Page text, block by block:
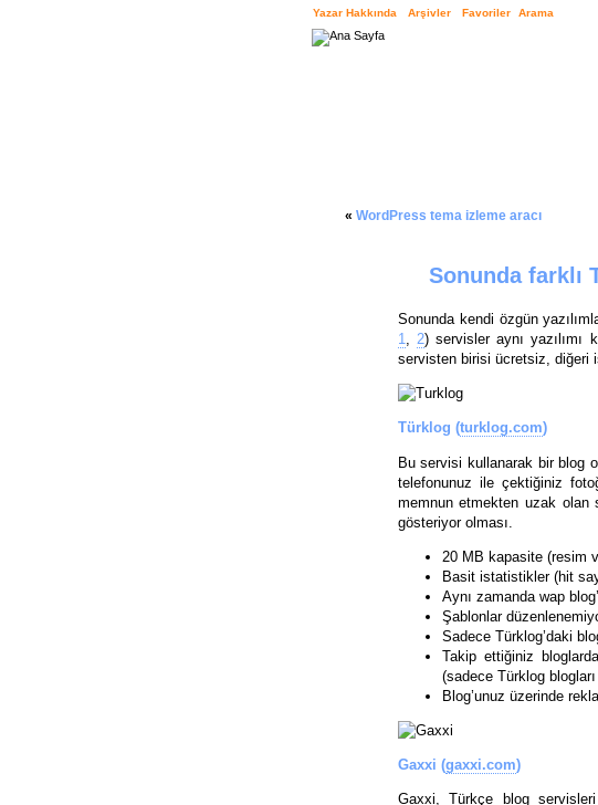
Yazar Hakkında Arşivler Favoriler Arama
« WordPress tema izleme aracı
Sonunda farklı
Sonunda kendi özgün
1, 2) servisler aynı yazılımı
servisten birisi ücretsiz, diğeri
Türklog (turklog.com)
Bu servisi kullanarak bir blog
telefonunuz ile çektiğiniz
memnun etmekten uzak olan
gösteriyor olması.
20 MB kapasite (resim
Basit istatistikler (hit
Aynı zamanda wap
Şablonlar
Sadece Türklog’daki
Takip ettiğiniz
(sadece Türklog blogları
Blog’unuz üzerinde
Gaxxi (gaxxi.com)
Gaxxi, Türkçe blog